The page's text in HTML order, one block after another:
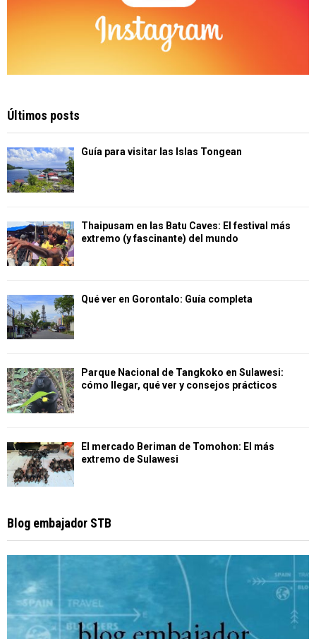
Últimos posts
Guía para visitar las Islas Tongean
Thaipusam en las Batu Caves: El festival más
extremo (y fascinante) del mundo
Qué ver en Gorontalo: Guía completa
Parque Nacional de Tangkoko en Sulawesi:
cómo llegar, qué ver y consejos prácticos
El mercado Beriman de Tomohon: El más
extremo de Sulawesi
Blog embajador STB